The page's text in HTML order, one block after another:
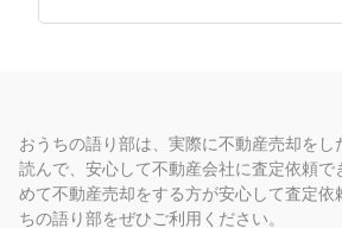
おうちの語り部は、実際に不動産売却をし
読んで、安心して不動産会社に査定依頼で
めて不動産売却をする方が安心して査定依
ちの語り部をぜひご利用ください。